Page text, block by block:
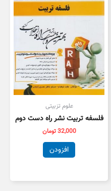
علوم تزبیتی
فلسفه تربیت نشر راه دست دوم
32,000تومان
افزودن